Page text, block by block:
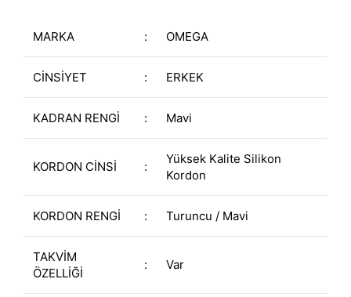
MARKA : OMEGA
CİNSİYET : ERKEK
KADRAN RENGİ : Mavi
KORDON CİNSİ :
Yüksek Kalite Silikon
Kordon
KORDON RENGİ : Turuncu / Mavi
TAKVİM
ÖZELLİĞİ
: Var